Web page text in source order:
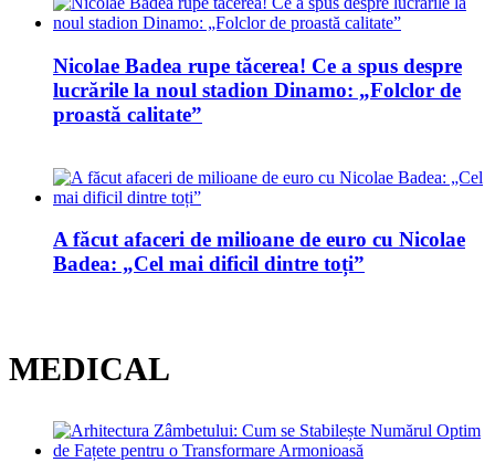
Nicolae Badea rupe tăcerea! Ce a spus despre
lucrările la noul stadion Dinamo: „Folclor de
proastă calitate”
A făcut afaceri de milioane de euro cu Nicolae
Badea: „Cel mai dificil dintre toți”
MEDICAL